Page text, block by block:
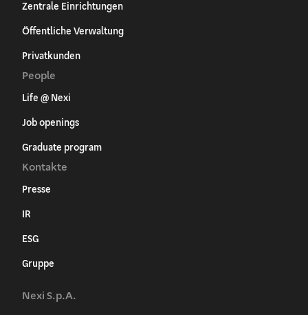
Zentrale Einrichtungen
Öffentliche Verwaltung
Privatkunden
People
Life @ Nexi
Job openings
Graduate program
Kontakte
Presse
IR
ESG
Gruppe
Nexi S.p.A.